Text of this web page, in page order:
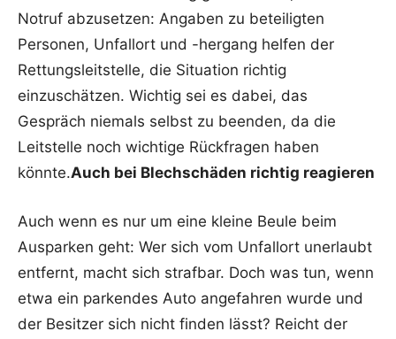
Notruf abzusetzen: Angaben zu beteiligten
Personen, Unfallort und -hergang helfen der
Rettungsleitstelle, die Situation richtig
einzuschätzen. Wichtig sei es dabei, das
Gespräch niemals selbst zu beenden, da die
Leitstelle noch wichtige Rückfragen haben
könnte.Auch bei Blechschäden richtig reagieren
Auch wenn es nur um eine kleine Beule beim
Ausparken geht: Wer sich vom Unfallort unerlaubt
entfernt, macht sich strafbar. Doch was tun, wenn
etwa ein parkendes Auto angefahren wurde und
der Besitzer sich nicht finden lässt? Reicht der